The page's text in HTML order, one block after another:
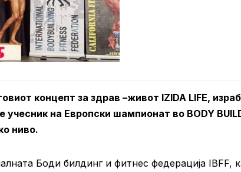
концепт за здрав –живот IZIDA LIFE,
учесник на Европски шампионат во BODY
ниво.
Боди билдинг и фитнес федерација IBFF,